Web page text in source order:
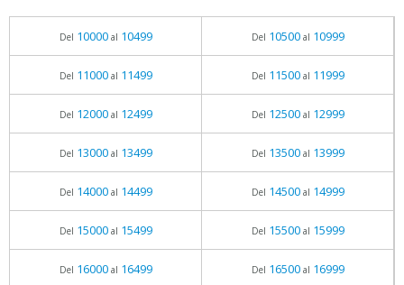
Del 10000al 10499 Del 10500al 10999
Del 11000al 11499 Del 11500al 11999
Del 12000al 12499 Del 12500al 12999
Del 13000al 13499 Del 13500al 13999
Del 14000al 14499 Del 14500al 14999
Del 15000al 15499 Del 15500al 15999
Del 16000al 16499 Del 16500al 16999